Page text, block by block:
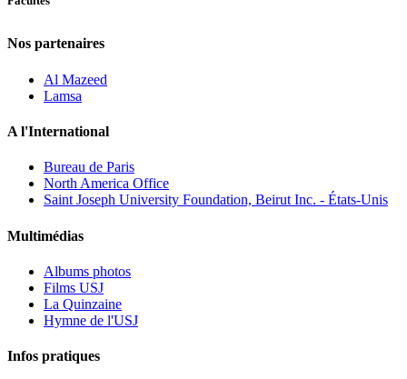
Nos partenaires
Al Mazeed
Lamsa
A l'International
Bureau de Paris
North America Office
Saint Joseph University Foundation, Beirut Inc. - États-Unis
Multimédias
Albums photos
Films USJ
La Quinzaine
Hymne de l'USJ
Infos pratiques